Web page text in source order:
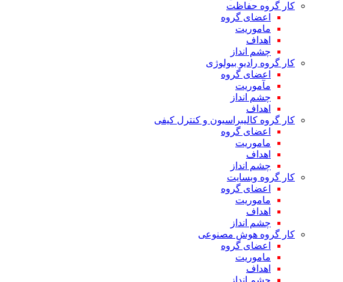
کار گروه حفاظت
اعضای گروه
ماموریت
اهداف
چشم انداز
کار گروه رادیو بیولوژی
اعضای گروه
مآموریت
چشم انداز
اهداف
کار گروه کالیبراسیون و کنترل کیفی
اعضای گروه
ماموریت
اهداف
چشم انداز
کار گروه وبسایت
اعضای گروه
ماموریت
اهداف
چشم انداز
کار گروه هوش مصنوعی
اعضای گروه
ماموریت
اهداف
چشم انداز